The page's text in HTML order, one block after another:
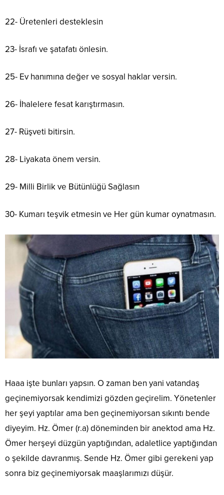
22- Üretenleri desteklesin
23- İsrafı ve şatafatı önlesin.
25- Ev hanımına değer ve sosyal haklar versin.
26- İhalelere fesat karıştırmasın.
27- Rüşveti bitirsin.
28- Liyakata önem versin.
29- Milli Birlik ve Bütünlüğü Sağlasın
30- Kumarı teşvik etmesin ve Her gün kumar oynatmasın.
Haaa işte bunları yapsın. O zaman ben yani vatandaş
geçinemiyorsak kendimizi gözden geçirelim. Yönetenler
her şeyi yaptılar ama ben geçinemiyorsan sıkıntı bende
diyeyim. Hz. Ömer (r.a) döneminden bir anektod ama Hz.
Ömer herşeyi düzgün yaptığından, adaletlice yaptığından
o şekilde davranmış. Sende Hz. Ömer gibi gerekeni yap
sonra biz geçinemiyorsak maaşlarımızı düşür.